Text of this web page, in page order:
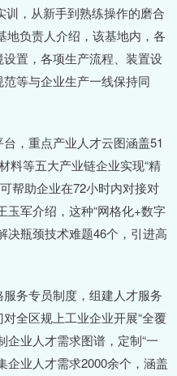
训，从新手到熟练操作的磨合
地负责人介绍，该基地内，各
置，各项生产流程、装置设
等与企业生产一线保持同
，重点产业人才云图涵盖51
料等五大产业链企业实现“精
帮助企业在72小时内对接对
玉军介绍，这种“网格化+数字
决瓶颈技术难题46个，引进高
务专员制度，组建人才服务
全区规上工业企业开展“全覆
企业人才需求图谱，定制“一
企业人才需求2000余个，涵盖